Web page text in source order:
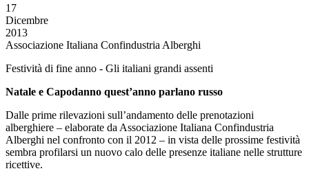
17
Dicembre
2013
Associazione Italiana Confindustria Alberghi
Festività di fine anno - Gli italiani grandi assenti
Natale e Capodanno quest’anno parlano russo
Dalle prime rilevazioni sull’andamento delle prenotazioni
alberghiere – elaborate da Associazione Italiana Confindustria
Alberghi nel confronto con il 2012 – in vista delle prossime festività
sembra profilarsi un nuovo calo delle presenze italiane nelle strutture
ricettive.